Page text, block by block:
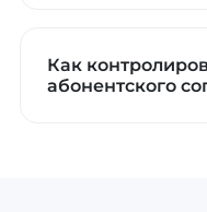
Как
абонентского